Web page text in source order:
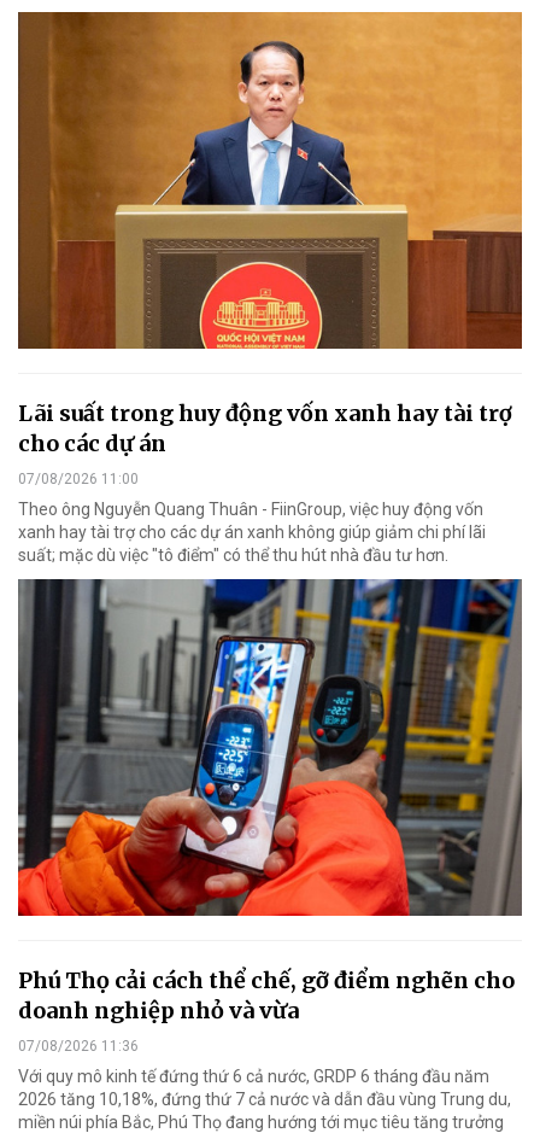
Lãi suất trong huy động vốn xanh hay tài trợ
cho các dự án
07/08/2026 11:00
Theo ông Nguyễn Quang Thuân - FiinGroup, việc huy động vốn
xanh hay tài trợ cho các dự án xanh không giúp giảm chi phí lãi
suất; mặc dù việc "tô điểm" có thể thu hút nhà đầu tư hơn.
Phú Thọ cải cách thể chế, gỡ điểm nghẽn cho
doanh nghiệp nhỏ và vừa
07/08/2026 11:36
Với quy mô kinh tế đứng thứ 6 cả nước, GRDP 6 tháng đầu năm
2026 tăng 10,18%, đứng thứ 7 cả nước và dẫn đầu vùng Trung du,
miền núi phía Bắc, Phú Thọ đang hướng tới mục tiêu tăng trưởng